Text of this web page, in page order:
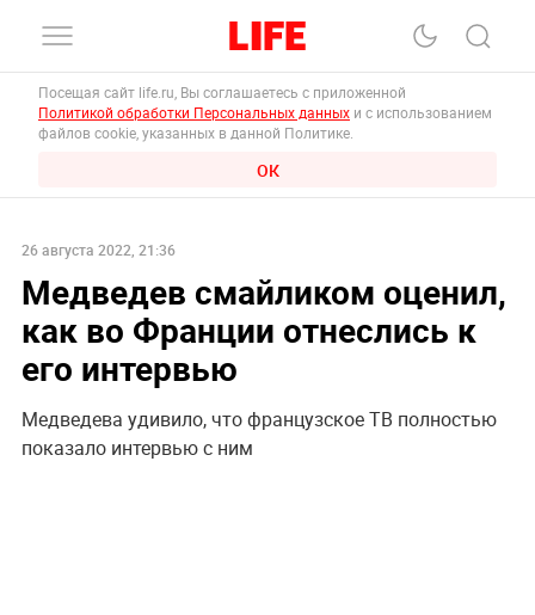
Посещая сайт life.ru, Вы соглашаетесь с приложенной
Политикой обработки Персональных данных и с использованием
файлов cookie, указанных в данной Политике.
ОК
26 августа 2022, 21:36
Медведев смайликом оценил,
как во Франции отнеслись к
его интервью
Медведева удивило, что французское ТВ полностью
показало интервью с ним